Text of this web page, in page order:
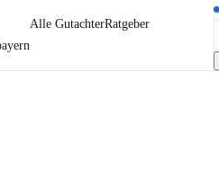
Alle GutachterRatgeber